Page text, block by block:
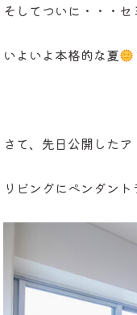
そしてついに・・・セ
いよいよ本格的な夏
さて、先日公開した
リビングにペンダン